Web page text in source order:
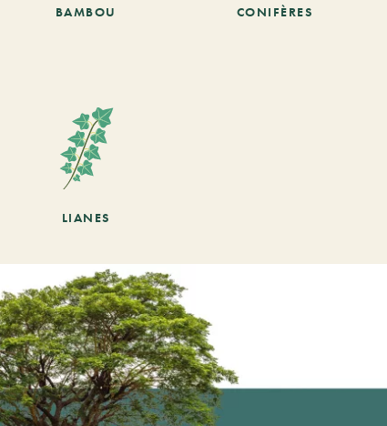
BAMBOU CONIFÈRES
LIANES